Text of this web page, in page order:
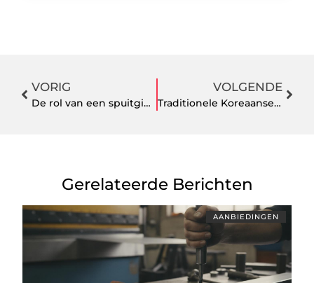
VORIG
De rol van een spuitgietmatrijs binnen moderne productontwikkeling
VOLGENDE
Traditionele Koreaanse haarverzorging herontdekt
Gerelateerde Berichten
AANBIEDINGEN